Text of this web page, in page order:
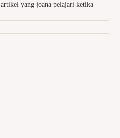
yang joana pelajari ketika